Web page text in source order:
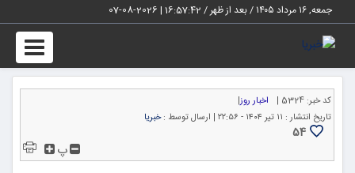
جمعه, ۱۶ مرداد ۱۴۰۵ / بعد از ظهر / 16:57:43
|
2026-08-07
کد خبر: 5324 | اخبار روز|
تاریخ انتشار : ۱۱ تیر ۱۴۰۴ - ۲۲:۵۶ | ارسال توسط :خبریا
54
پ